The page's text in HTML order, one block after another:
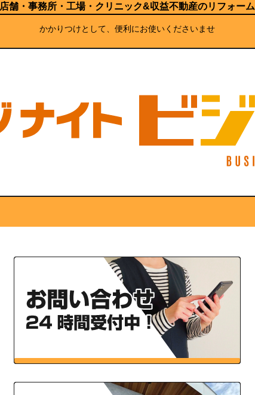
店舗・事務所・工場・クリニック&収益不動産のリフォーム
かかりつけとして、便利にお使いくださいませ